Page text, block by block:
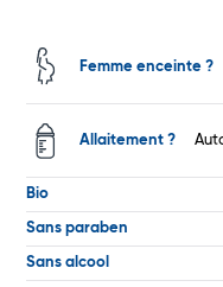
Total Femme enceinte ?
Allaitement ?
Bio
Sans paraben
Sans alcool